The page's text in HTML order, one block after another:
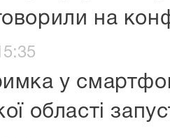
на
у
області